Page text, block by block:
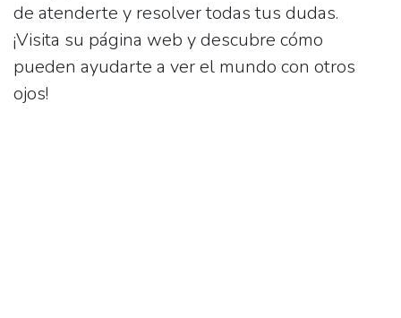
de atenderte y resolver todas tus dudas.
¡Visita su página web y descubre cómo
pueden ayudarte a ver el mundo con otros
ojos!